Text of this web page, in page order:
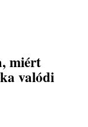
miért
valódi